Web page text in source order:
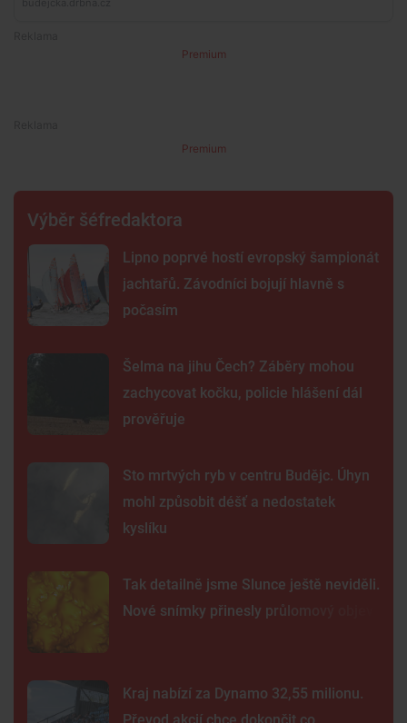
Premium
Premium
Výběr šéfredaktora
Lipno poprvé hostí evropský šampionát
jachtařů. Závodníci bojují hlavně s
počasím
Šelma na jihu Čech? Záběry mohou
zachycovat kočku, policie hlášení dál
prověřuje
Sto mrtvých ryb v centru Budějc. Úhyn
mohl způsobit déšť a nedostatek
kyslíku
Tak detailně jsme Slunce ještě neviděli.
Nové snímky přinesly průlomový objev
Kraj nabízí za Dynamo 32,55 milionu.
Převod akcií chce dokončit co